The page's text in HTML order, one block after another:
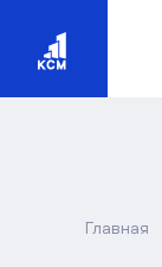
Главная